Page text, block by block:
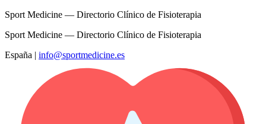
Sport Medicine — Directorio Clínico de Fisioterapia
Sport Medicine — Directorio Clínico de Fisioterapia
España | info@sportmedicine.es